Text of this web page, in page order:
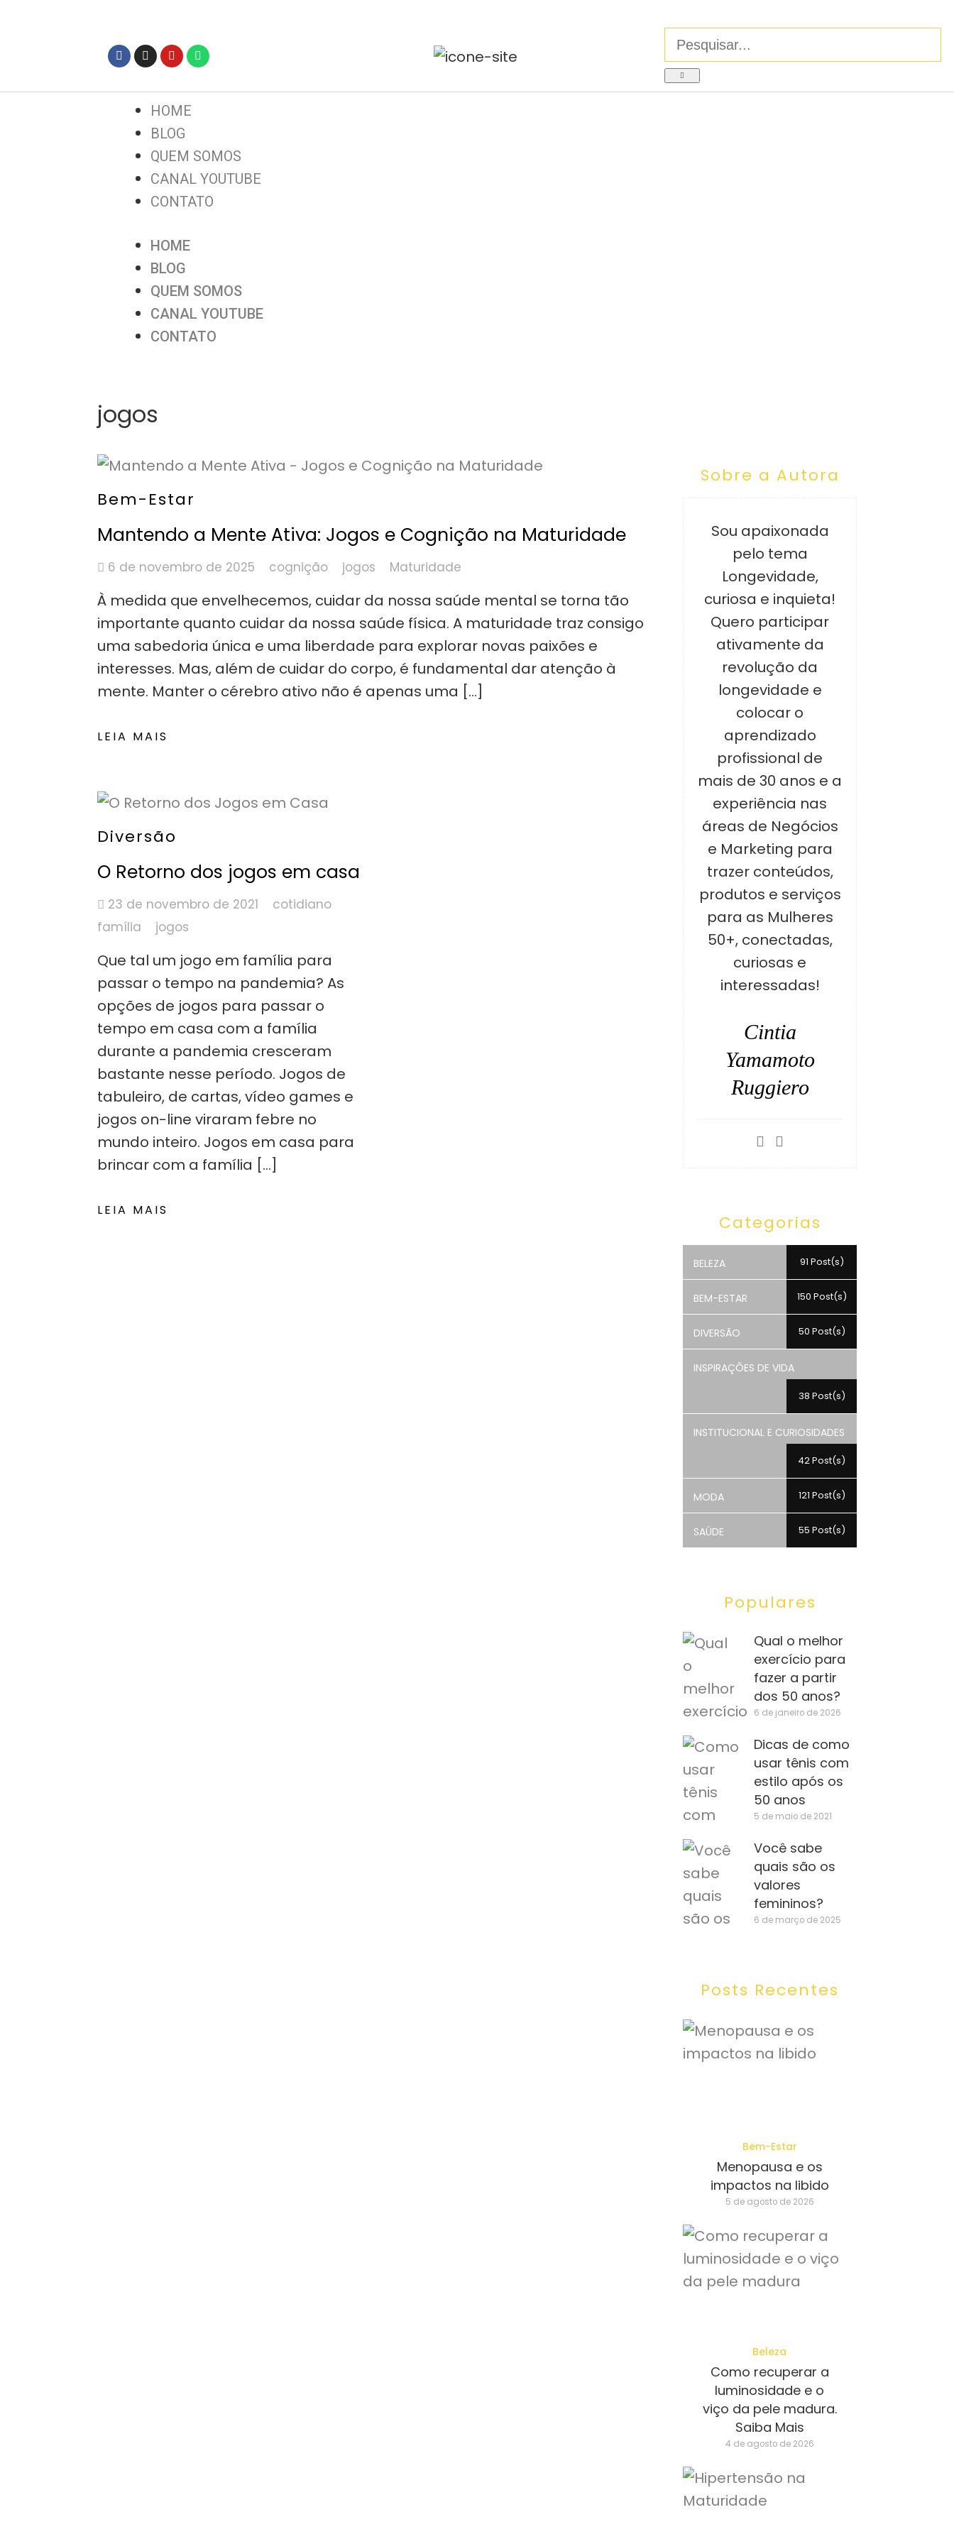
HOME
BLOG
QUEM SOMOS
CANAL YOUTUBE
CONTATO
HOME
BLOG
QUEM SOMOS
CANAL YOUTUBE
CONTATO
jogos
Bem-Estar
Mantendo a Mente Ativa: Jogos e Cognição na Maturidade
6 de novembro de 2025 cognição jogos Maturidade
À medida que envelhecemos, cuidar da nossa saúde mental se torna tão
importante quanto cuidar da nossa saúde física. A maturidade traz consigo
uma sabedoria única e uma liberdade para explorar novas paixões e
interesses. Mas, além de cuidar do corpo, é fundamental dar atenção à
mente. Manter o cérebro ativo não é apenas uma […]
LEIA MAIS
Diversão
O Retorno dos jogos em casa
23 de novembro de 2021
cotidiano
família
jogos
Que tal um jogo em família para
passar o tempo na pandemia? As
opções de jogos para passar o
tempo em casa com a família
durante a pandemia cresceram
bastante nesse período. Jogos de
tabuleiro, de cartas, vídeo games e
jogos on-line viraram febre no
mundo inteiro. Jogos em casa para
brincar com a família […]
LEIA MAIS
Sobre a Autora
Sou apaixonada
pelo tema
Longevidade,
curiosa e inquieta!
Quero participar
ativamente da
revolução da
longevidade e
colocar o
aprendizado
profissional de
mais de 30 anos e a
experiência nas
áreas de Negócios
e Marketing para
trazer conteúdos,
produtos e serviços
para as Mulheres
50+, conectadas,
curiosas e
interessadas!
Cintia
Yamamoto
Ruggiero
Categorias
BELEZA 91 Post(s)
BEM-ESTAR 150 Post(s)
DIVERSÃO 50 Post(s)
INSPIRAÇÕES DE VIDA
38 Post(s)
INSTITUCIONAL E CURIOSIDADES
42 Post(s)
MODA 121 Post(s)
SAÚDE 55 Post(s)
Populares
Qual o melhor
exercício para
fazer a partir
dos 50 anos?
6 de janeiro de 2026
Dicas de como
usar tênis com
estilo após os
50 anos
5 de maio de 2021
Você sabe
quais são os
valores
femininos?
6 de março de 2025
Posts Recentes
Bem-Estar
Menopausa e os
impactos na libido
5 de agosto de 2026
Beleza
Como recuperar a
luminosidade e o
viço da pele madura.
Saiba Mais
4 de agosto de 2026